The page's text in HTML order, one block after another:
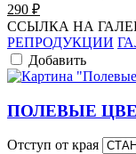
290 ₽
ССЫЛКА НА
РЕПРОДУКЦИИ
Добавить
ПОЛЕВЫЕ
Отступ от края